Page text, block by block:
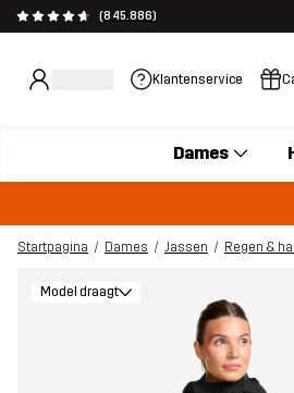
(845.886)
Klantenservice
Dames
Startpagina Dames Jassen Regen &
Model draagt